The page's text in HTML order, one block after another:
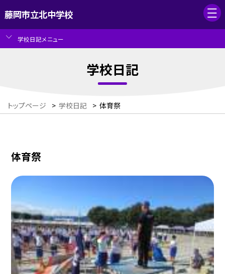
藤岡市立北中学校
学校日記メニュー
学校日記
トップページ > 学校日記 > 体育祭
体育祭